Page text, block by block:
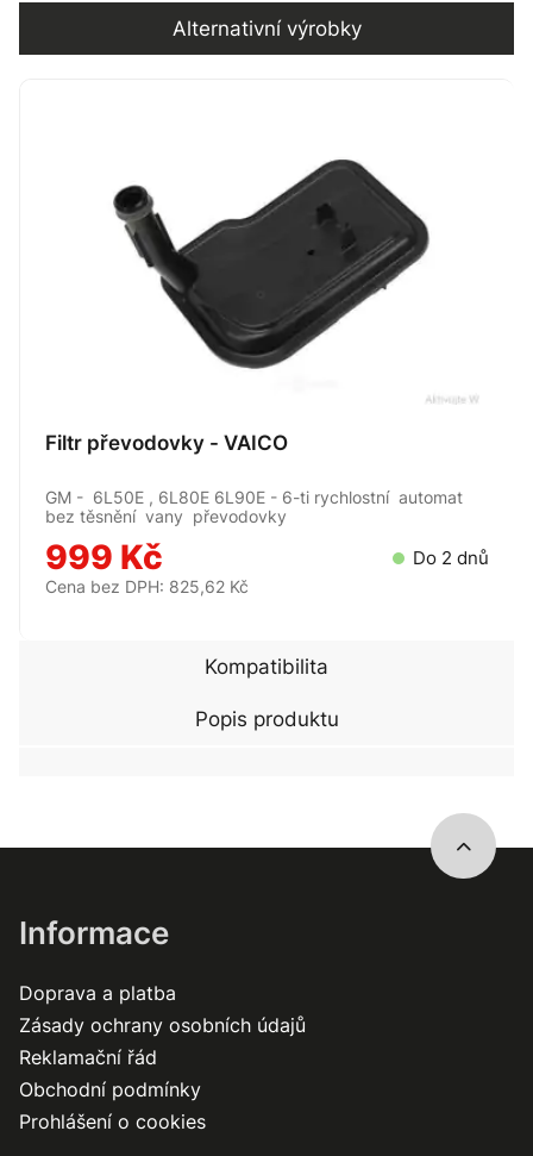
Alternativní výrobky Kompatibilita
Alternativní výrobky
GM - 6L50E , 6L80E 6L90E - 6-ti rychlostní automat
bez těsnění vany převodovky
999 Kč Do 2 dnů
Cena bez DPH: 825,62 Kč
Kompatibilita
Popis produktu
Informace
Doprava a platba
Zásady ochrany osobních údajů
Reklamační řád
Obchodní podmínky
Prohlášení o cookies